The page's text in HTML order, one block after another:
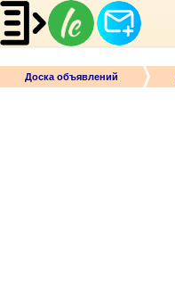
Доска объявлений